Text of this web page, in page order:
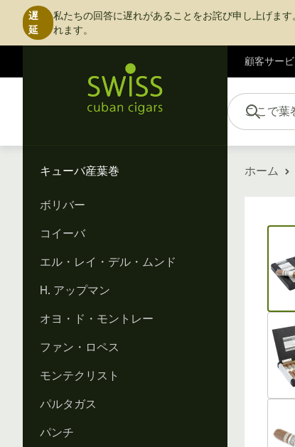
遅
延
私たちの回答に遅れがあることをお詫び申し上げます
れます。
顧客サー
コンテンツにスキップ
ここで葉巻を検
キューバ産葉巻
ボリバー
コイーバ
エル・レイ・デル・ムンド
H. アップマン
オヨ・ド・モントレー
ファン・ロペス
モンテクリスト
パルタガス
パンチ
ホーム